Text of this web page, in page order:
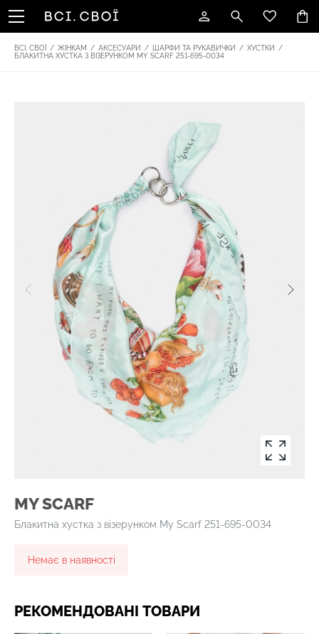
ВСІ. СВОЇ / ЖІНКАМ / АКСЕСУАРИ / ШАРФИ ТА РУКАВИЧКИ / ХУСТКИ
/
БЛАКИТНА ХУСТКА З ВІЗЕРУНКОМ MY SCARF 251-695-0034
MY SCARF
Блакитна хустка з візерунком My Scarf 251-695-0034
Немає в наявності
РЕКОМЕНДОВАНІ ТОВАРИ